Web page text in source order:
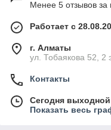
Менее 5 отзывов за
Работает с
г. Алматы
ул. Тобаякова 52, 2
Контакты
Сегодня выходной
Показать весь